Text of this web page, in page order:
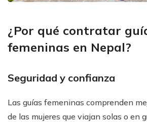
¿Por qué contratar
femeninas en Nepal?
Seguridad y confianza
Las guías femeninas comprenden
de las mujeres que viajan solas o en